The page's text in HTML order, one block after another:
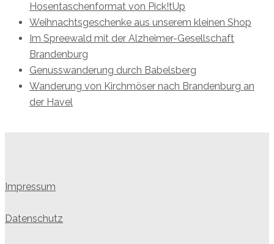
Hosentaschenformat von Pick!tUp
Weihnachtsgeschenke aus unserem kleinen Shop
Im Spreewald mit der Alzheimer-Gesellschaft
Brandenburg
Genusswanderung durch Babelsberg
Wanderung von Kirchmöser nach Brandenburg an
der Havel
Impressum
Datenschutz